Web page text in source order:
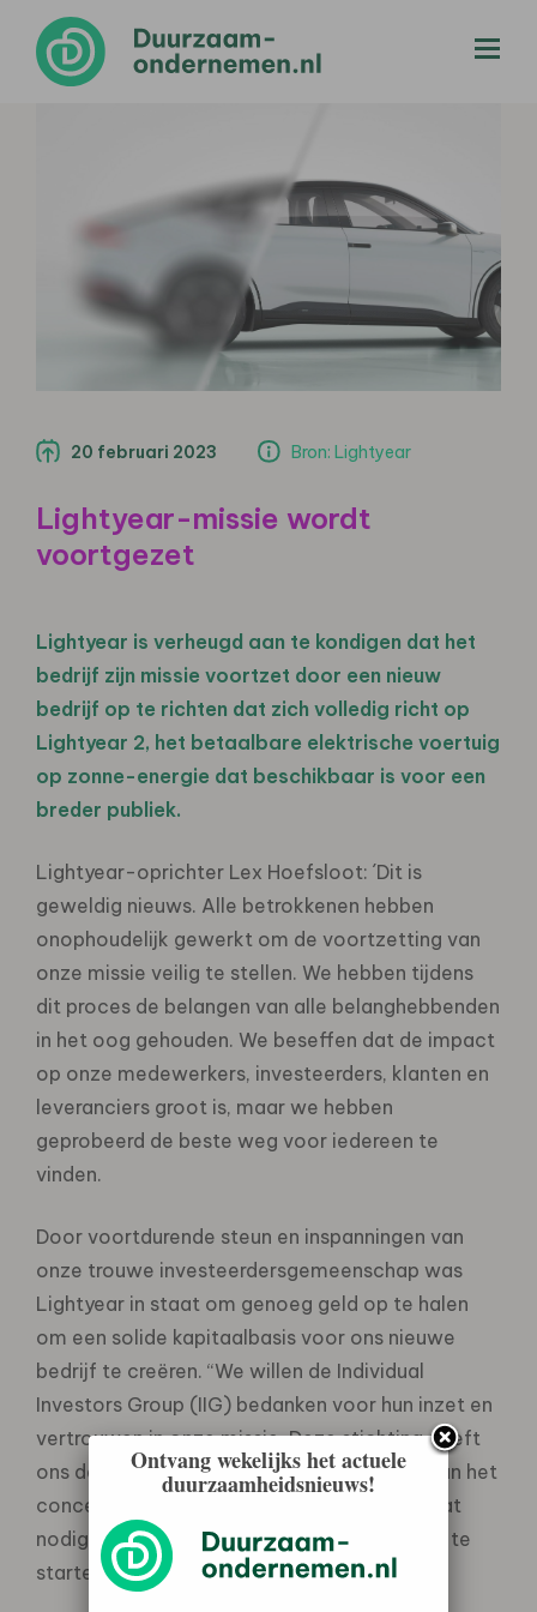
20 februari 2023 Bron: Lightyear
Lightyear-missie wordt
voortgezet
Lightyear is verheugd aan te kondigen dat het
bedrijf zijn missie voortzet door een nieuw
bedrijf op te richten dat zich volledig richt op
Lightyear 2, het betaalbare elektrische voertuig
op zonne-energie dat beschikbaar is voor een
breder publiek.
Lightyear-oprichter Lex Hoefsloot: ´Dit is
geweldig nieuws. Alle betrokkenen hebben
onophoudelijk gewerkt om de voortzetting van
onze missie veilig te stellen. We hebben tijdens
dit proces de belangen van alle belanghebbenden
in het oog gehouden. We beseffen dat de impact
op onze medewerkers, investeerders, klanten en
leveranciers groot is, maar we hebben
geprobeerd de beste weg voor iedereen te
vinden.
Door voortdurende steun en inspanningen van
onze trouwe investeerdersgemeenschap was
Lightyear in staat om genoeg geld op te halen
om een solide kapitaalbasis voor ons nieuwe
bedrijf te creëren. “We willen de Individual
Investors Group (IIG) bedanken voor hun inzet en
vertrouwen in onze missie. Deze stichting geeft
ons de mogelijkheid om verder te werken aan het
concept en het extra kapitaal op te halen dat
nodig is om de productie van de Lightyear 2 te
starten.”
Ontvang wekelijks het actuele
duurzaamheidsnieuws!